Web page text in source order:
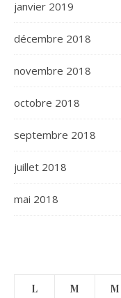
janvier 2019
décembre 2018
novembre 2018
octobre 2018
septembre 2018
juillet 2018
mai 2018
L M M